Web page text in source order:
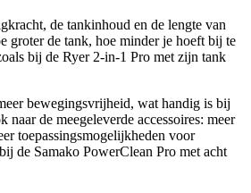
de tankinhoud en de lengte van
groter de tank, hoe minder je hoeft bij te
bij de Ryer 2-in-1 Pro met zijn tank
bewegingsvrijheid, wat handig is bij
de meegeleverde accessoires: meer
toepassingsmogelijkheden voor
de Samako PowerClean Pro met acht